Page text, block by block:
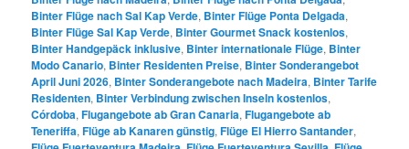
Binter Flüge nach Sal Kap Verde, Binter Flüge Ponta Delgada,
Binter Flüge Sal Kap Verde, Binter Gourmet Snack kostenlos,
Binter Handgepäck inklusive, Binter internationale Flüge, Binter
Modo Canario, Binter Residenten Preise, Binter Sonderangebot
April Juni 2026, Binter Sonderangebote nach Madeira, Binter Tarife
Residenten, Binter Verbindung zwischen Inseln kostenlos,
Córdoba,Flugangebote ab Gran Canaria,Flugangebote ab
Teneriffa,Flüge ab Kanaren günstig,Flüge El Hierro Santander,